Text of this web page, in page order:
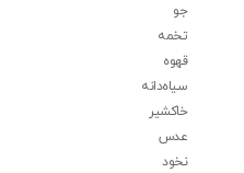
جو
تخمه
قهوه
سیاه‌دانه
خاکشیر
عدس
نخود